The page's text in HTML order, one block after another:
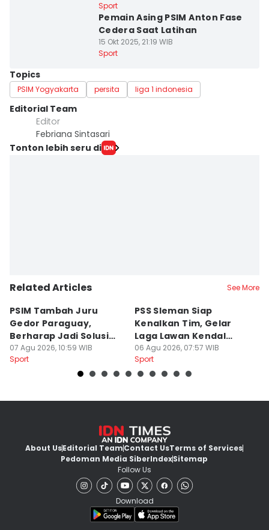
Sport
Pemain Asing PSIM Anton Fase
Cedera Saat Latihan
15 Okt 2025, 21:19 WIB
Sport
Topics
PSIM Yogyakarta persita liga 1 indonesia
Editorial Team
Editor
Febriana Sintasari
Tonton lebih seru di
Related Articles See More
PSIM Tambah Juru
Gedor Paraguay,
Berharap Jadi Solusi
Minimnya Pencetak Gol
07 Agu 2026, 10:59 WIB
Sport
PSS Sleman Siap
Kenalkan Tim, Gelar
Laga Lawan Kendal
Tornado FC
06 Agu 2026, 07:57 WIB
Sport
About UsEditorial TeamContact UsTerms of Services
Pedoman Media SiberIndexSitemap
Follow Us
Download